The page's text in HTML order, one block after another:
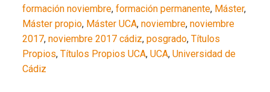
formación noviembre,formación permanente, Máster,
Máster propio, Máster UCA,noviembre,noviembre
2017,noviembre 2017 cádiz,posgrado,Títulos
Propios,Títulos Propios UCA,UCA,Universidad de
Cádiz